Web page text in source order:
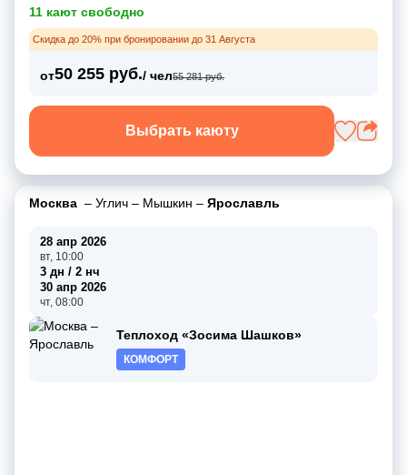
11 кают свободно
Скидка до 20% при бронировании до 31 Августа
от50 255 руб./ чел55 281 руб.
Выбрать каюту
Москва – Углич – Мышкин – Ярославль
28 апр 2026
вт, 10:00
3 дн / 2 нч
30 апр 2026
чт, 08:00
Теплоход «Зосима Шашков»
КОМФОРТ